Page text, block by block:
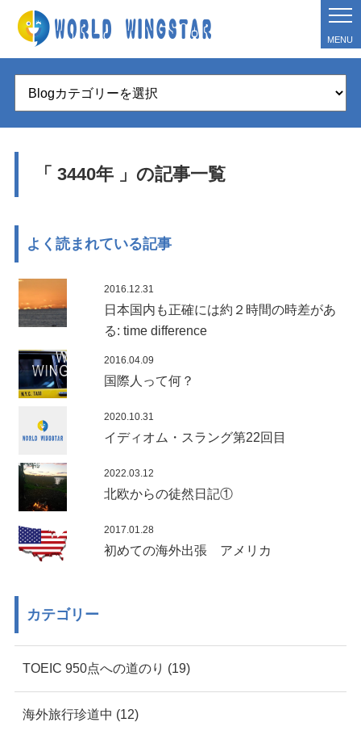
MENU
「 3440年 」の記事一覧
よく読まれている記事
2016.12.31
日本国内も正確には約２時間の時差があ
る: time difference
2016.04.09
国際人って何？
2020.10.31
イディオム・スラング第22回目
2022.03.12
北欧からの徒然日記①
2017.01.28
初めての海外出張 アメリカ
カテゴリー
TOEIC 950点への道のり (19)
海外旅行珍道中 (12)